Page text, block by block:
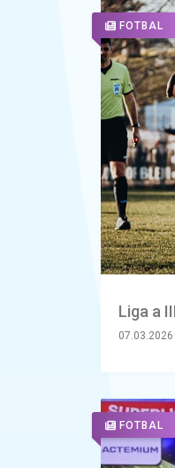
FOTBAL
Liga a
07.03.2026
FOTBAL